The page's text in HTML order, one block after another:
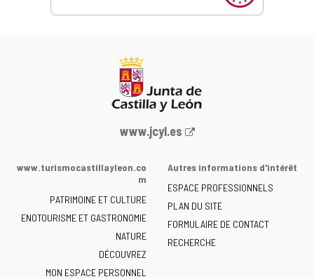
Portail
la
de
Castilla
y
León
-
www.jcyl.es
www.turismocastillayleon.co
m
PATRIMOINE ET CULTURE
ENOTOURISME ET GASTRONOMIE
NATURE
DÉCOUVREZ
MON ESPACE PERSONNEL
Autres informations d'intérêt
ESPACE PROFESSIONNELS
PLAN DU SITE
FORMULAIRE DE CONTACT
RECHERCHE